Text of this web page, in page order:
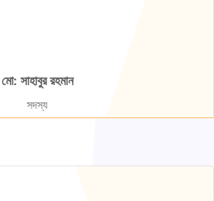
মো: সাহাবুর রহমান
সদস্য